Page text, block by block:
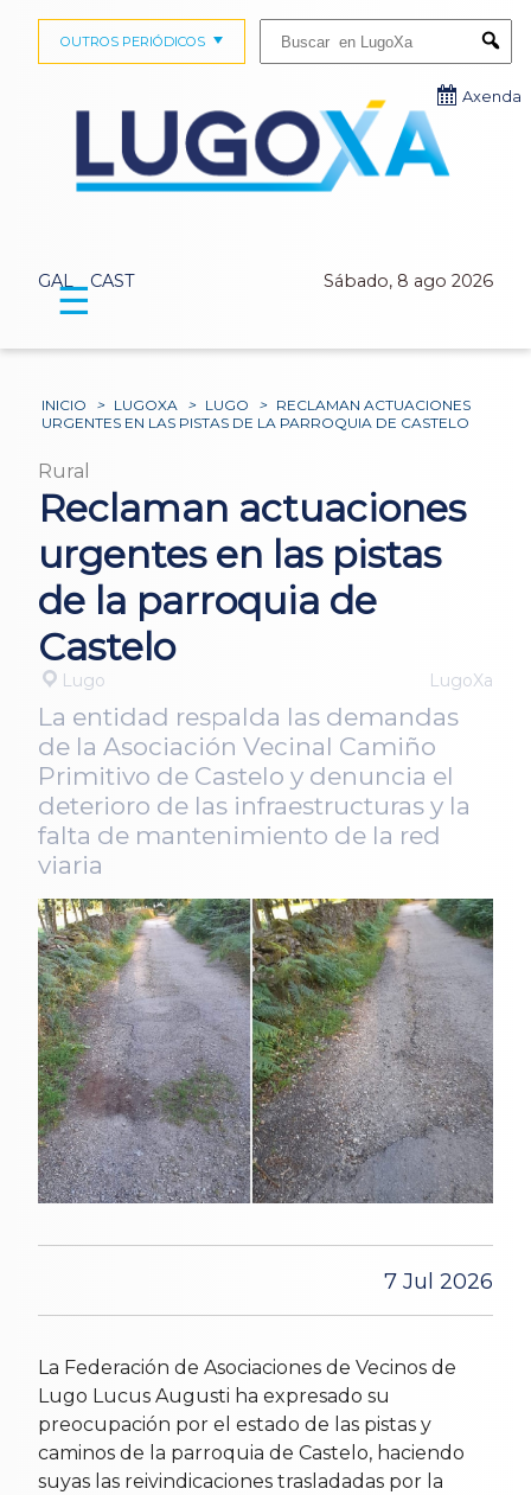
GAL CAST Sábado, 8 ago 2026
OUTROS PERIÓDICOS
Axenda
☰
INICIO > LUGOXA > LUGO > RECLAMAN ACTUACIONES
URGENTES EN LAS PISTAS DE LA PARROQUIA DE CASTELO
Rural
Reclaman actuaciones
urgentes en las pistas
de la parroquia de
Castelo
Lugo LugoXa
La entidad respalda las demandas
de la Asociación Vecinal Camiño
Primitivo de Castelo y denuncia el
deterioro de las infraestructuras y la
falta de mantenimiento de la red
viaria
7 Jul 2026
La Federación de Asociaciones de Vecinos de
Lugo Lucus Augusti ha expresado su
preocupación por el estado de las pistas y
caminos de la parroquia de Castelo, haciendo
suyas las reivindicaciones trasladadas por la